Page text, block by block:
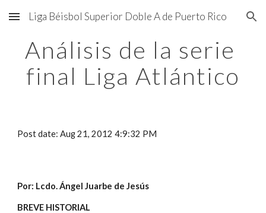
Skip to main content Skip to navigation
Liga Béisbol Superior Doble A de Puerto Rico
Análisis de la serie
final Liga Atlántico
Post date: Aug 21, 2012 4:9:32 PM
Por: Lcdo. Ángel Juarbe de Jesús
BREVE HISTORIAL